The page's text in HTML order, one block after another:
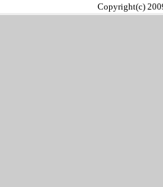
Copyright(c)